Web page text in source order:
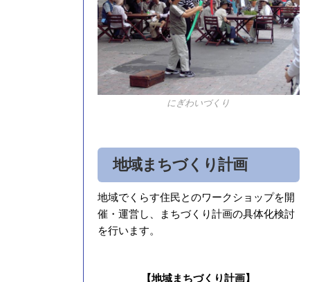
にぎわいづくり
地域まちづくり計画
地域でくらす住民とのワークショップを開
催・運営し、まちづくり計画の具体化検討
を行います。
【地域まちづくり計画】